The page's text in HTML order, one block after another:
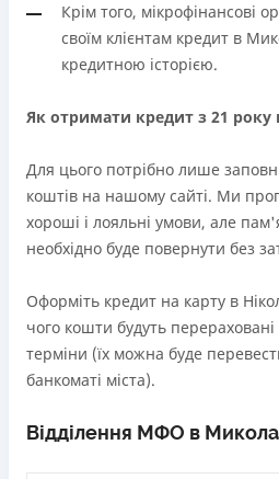
Крім того, мікрофінансові
своїм клієнтам кредит в
кредитною історією.
Як отримати кредит з 21 року
Для цього потрібно лише
коштів на нашому сайті. Ми
хороші і лояльні умови, але
необхідно буде повернути без
Оформіть кредит на карту в
чого кошти будуть
терміни (їх можна буде
банкоматі міста).
Відділення МФО в